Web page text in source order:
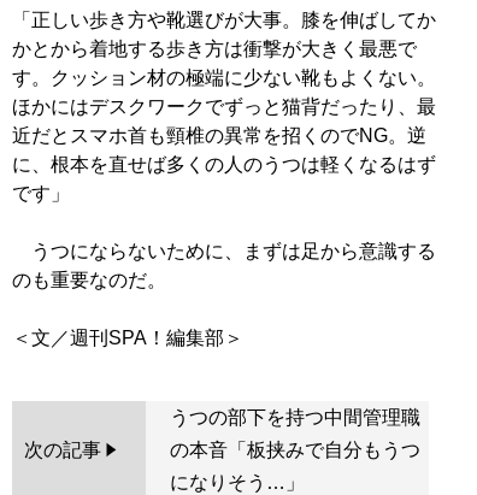
「正しい歩き方や靴選びが大事。膝を伸ばしてか
かとから着地する歩き方は衝撃が大きく最悪で
す。クッション材の極端に少ない靴もよくない。
ほかにはデスクワークでずっと猫背だったり、最
近だとスマホ首も頸椎の異常を招くのでNG。逆
に、根本を直せば多くの人のうつは軽くなるはず
です」
うつにならないために、まずは足から意識する
のも重要なのだ。
次の記事
うつの部下を持つ中間管理職
の本音「板挟みで自分もうつ
になりそう…」